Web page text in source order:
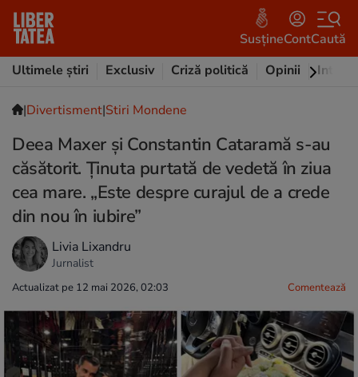
SusțineContCaută
Ultimele știri
Exclusiv Criză politică Opinii
|Divertisment|Stiri Mondene
Deea Maxer și Constantin Cataramă s-au
căsătorit. Ținuta purtată de vedetă în ziua
cea mare. „Este despre curajul de a crede
din nou în iubire”
Livia Lixandru
Jurnalist
Actualizat pe 12 mai 2026, 02:03 Comentează